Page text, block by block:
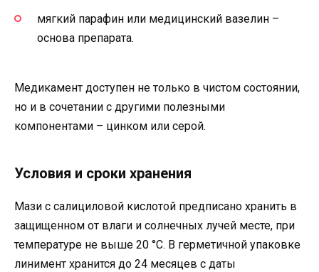
мягкий парафин или медицинский вазелин –
основа препарата.
Медикамент доступен не только в чистом состоянии,
но и в сочетании с другими полезными
компонентами – цинком или серой.
Условия и сроки хранения
Мази с салициловой кислотой предписано хранить в
защищенном от влаги и солнечных лучей месте, при
температуре не выше 20 °С. В герметичной упаковке
линимент хранится до 24 месяцев с даты